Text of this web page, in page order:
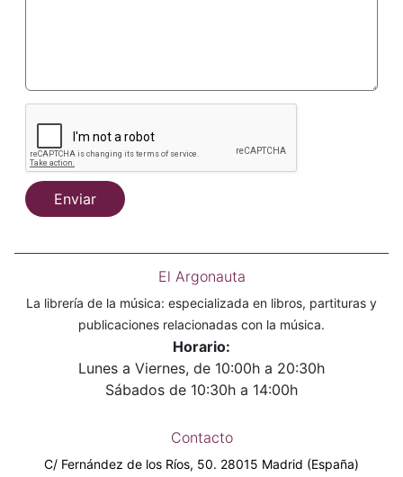
Enviar
El Argonauta
La librería de la música: especializada en libros, partituras y
publicaciones relacionadas con la música.
Horario:
Lunes a Viernes, de 10:00h a 20:30h
Sábados de 10:30h a 14:00h
Contacto
C/ Fernández de los Ríos, 50. 28015 Madrid (España)